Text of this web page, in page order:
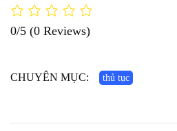
0/5 (0 Reviews)
CHUYÊN MỤC: thủ tục